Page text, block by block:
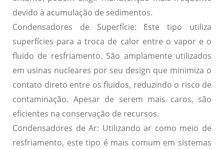
devido à acumulação de sedimentos.
Condensadores de Superfície: Este tipo utiliza
superfícies para a troca de calor entre o vapor e o
fluido de resfriamento. São amplamente utilizados
em usinas nucleares por seu design que minimiza o
contato direto entre os fluidos, reduzindo o risco de
contaminação. Apesar de serem mais caros, são
eficientes na conservação de recursos.
Condensadores de Ar: Utilizando ar como meio de
resfriamento, este tipo é mais comum em sistemas